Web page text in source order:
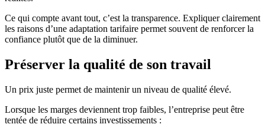
Ce qui compte avant tout, c’est la transparence. Expliquer clairement
les raisons d’une adaptation tarifaire permet souvent de renforcer la
confiance plutôt que de la diminuer.
Préserver la qualité de son travail
Un prix juste permet de maintenir un niveau de qualité élevé.
Lorsque les marges deviennent trop faibles, l’entreprise peut être
tentée de réduire certains investissements :